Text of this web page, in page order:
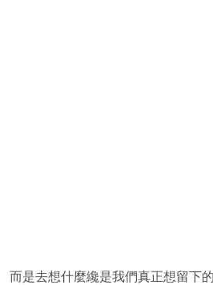
而是去想什麼纔是我們真正想留下的